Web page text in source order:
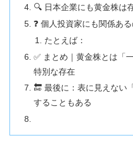
🔍 日本企業にも黄金株は
❓ 個人投資家にも関係ある
たとえば：
✅ まとめ｜黄金株とは「
特別な存在
🔚 最後に：表に見えない
することもある